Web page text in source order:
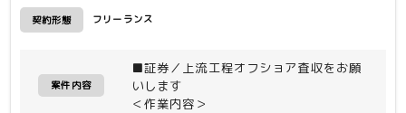
契約形態 フリーランス
案件内容
■証券／上流工程オフショア査収をお願
いします
＜作業内容＞